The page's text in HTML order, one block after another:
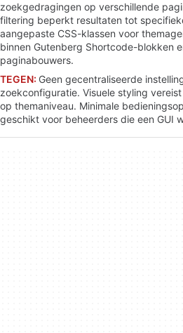
zoekgedragingen op verschillende
filtering beperkt resultaten tot
aangepaste CSS-klassen voor
binnen Gutenberg Shortcode-blokken
paginabouwers.
TEGEN: Geen gecentraliseerde
zoekconfiguratie. Visuele styling
op themaniveau. Minimale
geschikt voor beheerders die een GUI